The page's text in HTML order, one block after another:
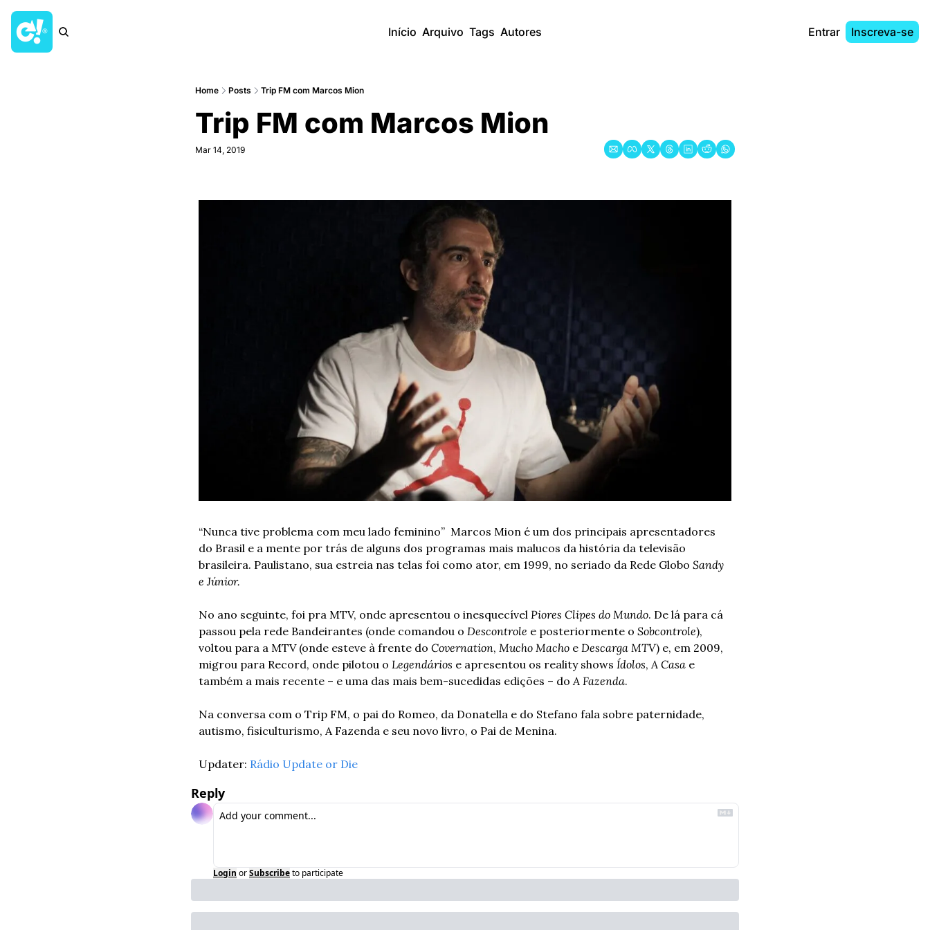
Início Arquivo Tags Autores Entrar Inscreva-se
Home Posts Trip FM com Marcos Mion
Trip FM com Marcos Mion
Mar 14, 2019
“Nunca tive problema com meu lado feminino” Marcos Mion é um dos principais apresentadores
do Brasil e a mente por trás de alguns dos programas mais malucos da história da televisão
brasileira. Paulistano, sua estreia nas telas foi como ator, em 1999, no seriado da Rede Globo Sandy
e Júnior.
No ano seguinte, foi pra MTV, onde apresentou o inesquecível Piores Clipes do Mundo. De lá para cá
passou pela rede Bandeirantes (onde comandou o Descontrole e posteriormente o Sobcontrole),
voltou para a MTV (onde esteve à frente do Covernation, Mucho Macho e Descarga MTV) e, em 2009,
migrou para Record, onde pilotou o Legendários e apresentou os reality shows Ídolos, A Casa e
também a mais recente – e uma das mais bem-sucedidas edições – do A Fazenda.
Na conversa com o Trip FM, o pai do Romeo, da Donatella e do Stefano fala sobre paternidade,
autismo, fisiculturismo, A Fazenda e seu novo livro, o Pai de Menina.
Updater: Rádio Update or Die
Reply
Login orSubscribeto participate